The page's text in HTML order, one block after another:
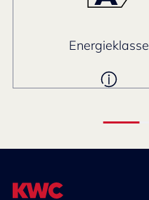
Energieklasse